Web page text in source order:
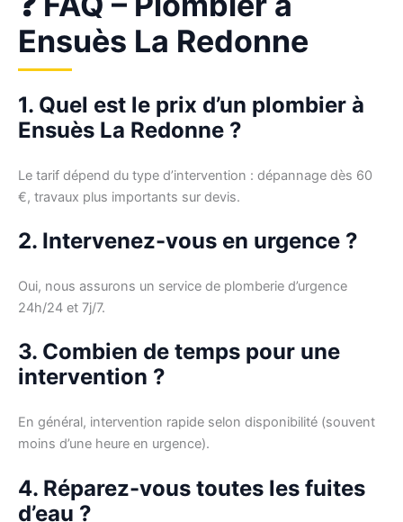
Ensuès La Redonne
1. Quel est le prix d’un plombier à
Ensuès La Redonne ?
Le tarif dépend du type d’intervention : dépannage dès 60
€, travaux plus importants sur devis.
2. Intervenez-vous en urgence ?
Oui, nous assurons un service de plomberie d’urgence
24h/24 et 7j/7.
3. Combien de temps pour une
intervention ?
En général, intervention rapide selon disponibilité (souvent
moins d’une heure en urgence).
4. Réparez-vous toutes les fuites
d’eau ?